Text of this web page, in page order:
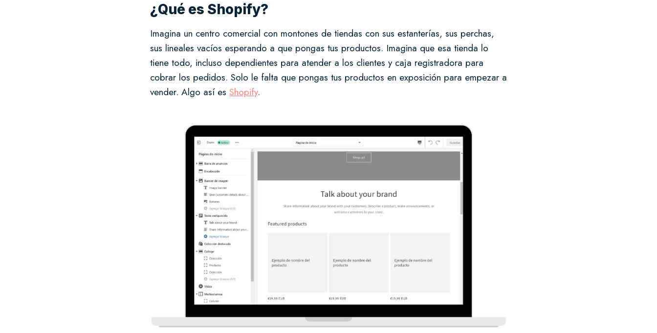
¿Qué es Shopify?
Imagina un centro comercial con montones de tiendas con sus estanterías, sus perchas,
sus lineales vacíos esperando a que pongas tus productos. Imagina que esa tienda lo
tiene todo, incluso dependientes para atender a los clientes y caja registradora para
cobrar los pedidos. Solo le falta que pongas tus productos en exposición para empezar a
vender. Algo así es Shopify.